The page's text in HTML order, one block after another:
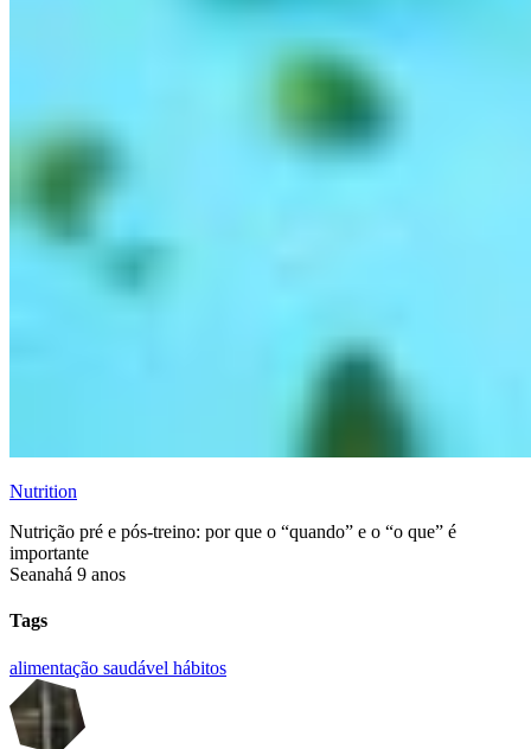
Nutrition
Nutrição pré e pós-treino: por que o “quando” e o “o que” é
importante
Seanahá 9 anos
Tags
alimentação saudável hábitos